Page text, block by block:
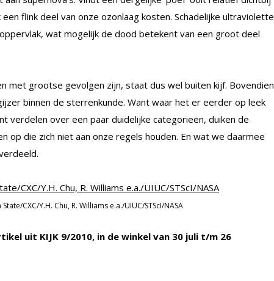
flink deel van onze ozonlaag kosten. Schadelijke ultraviolette
wat mogelijk de dood betekent van een groot deel
met grootse gevolgen zijn, staat dus wel buiten kijf. Bovendien
binnen de sterrenkunde. Want waar het er eerder op leek
verdelen over een paar duidelijke categorieën, duiken de
op die zich niet aan onze regels houden. En wat we daarmee
CXC/Y.H. Chu, R. Williams e.a./UIUC/STScI/NASA
uit KIJK 9/2010, in de winkel van 30 juli t/m 26